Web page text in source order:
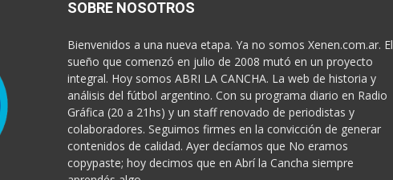
SOBRE NOSOTROS
Bienvenidos a una nueva etapa. Ya no somos Xenen.com.ar. El
sueño que comenzó en julio de 2008 mutó en un proyecto
integral. Hoy somos ABRI LA CANCHA. La web de historia y
análisis del fútbol argentino. Con su programa diario en Radio
Gráfica (20 a 21hs) y un staff renovado de periodistas y
colaboradores. Seguimos firmes en la convicción de generar
contenidos de calidad. Ayer decíamos que No eramos
copypaste; hoy decimos que en Abrí la Cancha siempre